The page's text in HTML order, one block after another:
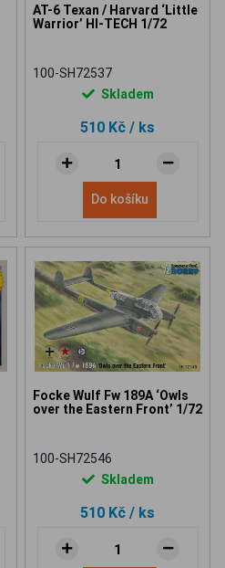
AT-6 Texan / Harvard ‘Little
Warrior’ HI-TECH 1/72
100-SH72537
Skladem
510 Kč / ks
Do košíku
Focke Wulf Fw 189A ‘Owls
over the Eastern Front’ 1/72
100-SH72546
Skladem
510 Kč / ks